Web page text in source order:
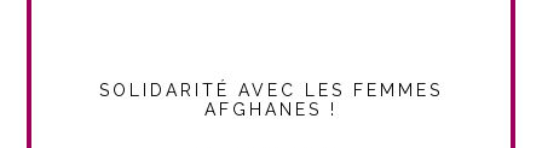
SOLIDARITÉ AVEC LES FEMMES
AFGHANES !